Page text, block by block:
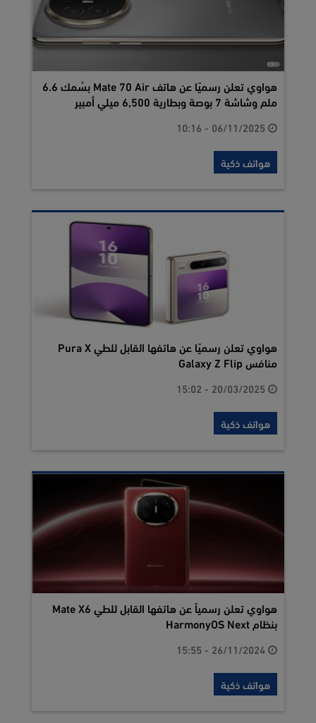
هواوي تعلن رسميًا عن هاتف Mate 70 Air بسُمك 6.6
ملم وشاشة 7 بوصة وبطارية 6,500 ميلي أمبير
هواتف ذكية
هواوي تعلن رسميًا عن هاتفها القابل للطي Pura X
منافس Galaxy Z Flip
هواتف ذكية
هواوي تعلن رسمياً عن هاتفها القابل للطي Mate X6
بنظام HarmonyOS Next
هواتف ذكية